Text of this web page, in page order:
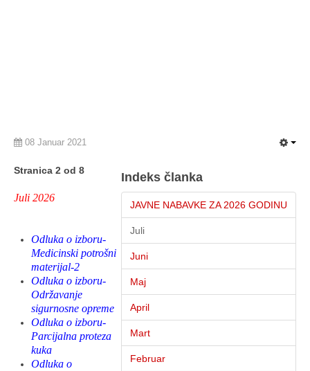
08 Januar 2021
Indeks članka
JAVNE NABAVKE ZA 2026 GODINU
Juli
Juni
Maj
April
Mart
Februar
Stranica 2 od 8
Juli 2026
Odluka o izboru-
Medicinski potrošni
materijal-2
Odluka o izboru-
Održavanje
sigurnosne opreme
Odluka o izboru-
Parcijalna proteza
kuka
Odluka o